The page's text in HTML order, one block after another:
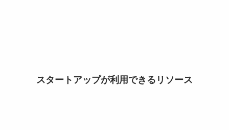
スタートアップが利用できるリソース